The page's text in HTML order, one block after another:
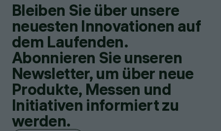
Bleiben Sie über unsere
neuesten Innovationen auf
dem Laufenden.
Abonnieren Sie unseren
Newsletter, um über neue
Produkte, Messen und
Initiativen informiert zu
werden.